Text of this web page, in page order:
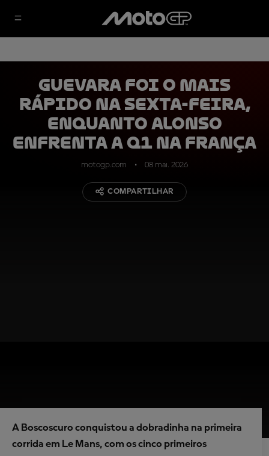
Guevara foi o mais
rápido na sexta-feira,
enquanto Alonso
enfrenta a Q1 na França
motogp.com 08 mai. 2026
COMPARTILHAR
A Boscoscuro conquistou a dobradinha na primeira
corrida em Le Mans, com os cinco primeiros